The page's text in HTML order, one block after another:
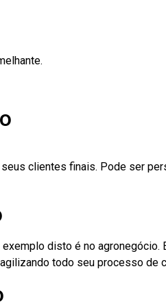
clientes finais. Pode ser
disto é no agronegócio.
todo seu processo de